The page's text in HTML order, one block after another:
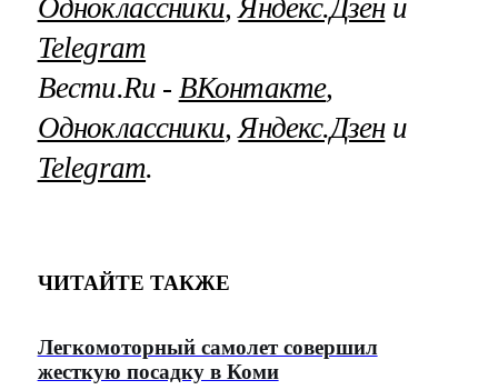
Одноклассники, Яндекс.Дзени
Telegram
Вести.Ru ‐ ВКонтакте,
Одноклассники, Яндекс.Дзени
Telegram.
ЧИТАЙТЕ ТАКЖЕ
Легкомоторный самолет совершил
жесткую посадку в Коми